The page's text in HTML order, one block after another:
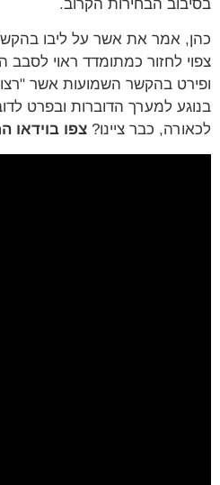
בסיבוב הבחירות הקרוב.
כהן, אמר את אשר על ליבו
צפוי לחזור כמתומדד ראוי לסבב
ופירט בהקשר השמועות אשר
בנוגע למערך הדוברות ובפרט
לכאורה, כבר ציינו? צפו בוידאו